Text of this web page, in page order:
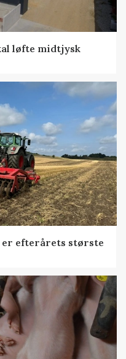
løfte midtjysk
er efterårets største